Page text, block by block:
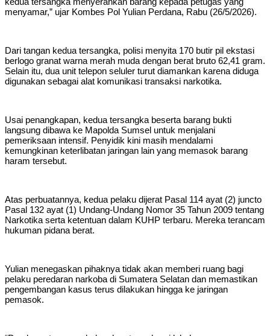
menyamar,” ujar Kombes Pol Yulian Perdana, Rabu (26/5/2026).
Dari tangan kedua tersangka, polisi menyita 170 butir pil ekstasi
berlogo granat warna merah muda dengan berat bruto 62,41 gram.
Selain itu, dua unit telepon seluler turut diamankan karena diduga
digunakan sebagai alat komunikasi transaksi narkotika.
Usai penangkapan, kedua tersangka beserta barang bukti
langsung dibawa ke Mapolda Sumsel untuk menjalani
pemeriksaan intensif. Penyidik kini masih mendalami
kemungkinan keterlibatan jaringan lain yang memasok barang
haram tersebut.
Atas perbuatannya, kedua pelaku dijerat Pasal 114 ayat (2) juncto
Pasal 132 ayat (1) Undang-Undang Nomor 35 Tahun 2009 tentang
Narkotika serta ketentuan dalam KUHP terbaru. Mereka terancam
hukuman pidana berat.
Yulian menegaskan pihaknya tidak akan memberi ruang bagi
pelaku peredaran narkoba di Sumatera Selatan dan memastikan
pengembangan kasus terus dilakukan hingga ke jaringan
pemasok.